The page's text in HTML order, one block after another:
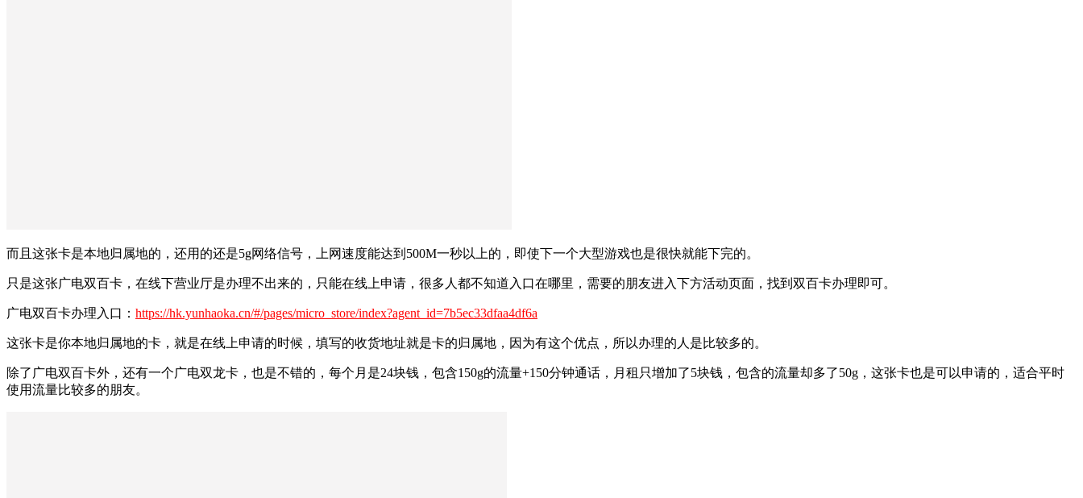
而且这张卡是本地归属地的，还用的还是5g网络信号，上网速度能达到500M一秒以上的，即使下一个大型游戏也是很快就能下完的。
只是这张广电双百卡，在线下营业厅是办理不出来的，只能在线上申请，很多人都不知道入口在哪里，需要的朋友进入下方活动页面，找到双百卡办理即可。
广电双百卡办理入口： https://hk.yunhaoka.cn/#/pages/micro_store/index?agent_id=7b5ec33dfaa4df6a
这张卡是你本地归属地的卡，就是在线上申请的时候，填写的收货地址就是卡的归属地，因为有这个优点，所以办理的人是比较多的。
除了广电双百卡外，还有一个广电双龙卡，也是不错的，每个月是24块钱，包含150g的流量+150分钟通话，月租只增加了5块钱，包含的流量却多了50g，这张卡也是可以申请的，适合平时
使用流量比较多的朋友。